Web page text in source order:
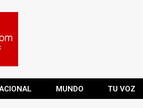
MUNDO TU VOZ